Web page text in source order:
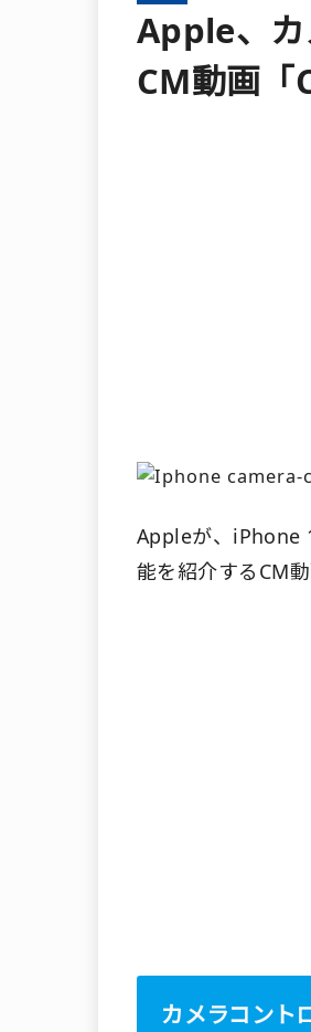
Apple、カ
CM動画
Appleが、iPhone
能を紹介するCM
カメラコント